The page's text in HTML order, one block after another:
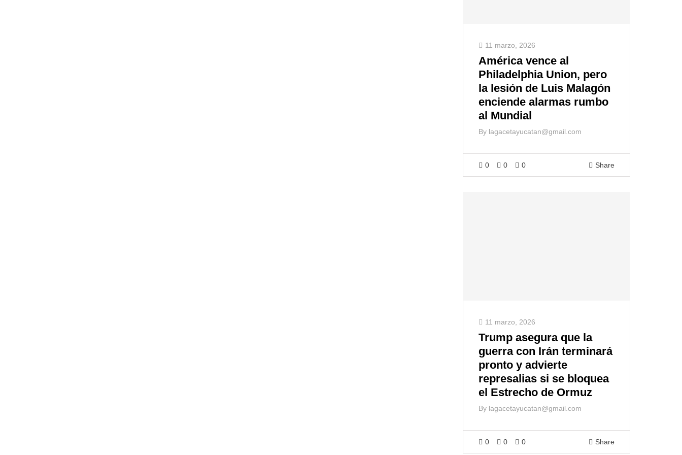
11 marzo, 2026
América vence al
Philadelphia Union, pero
la lesión de Luis Malagón
enciende alarmas rumbo
al Mundial
By lagacetayucatan@gmail.com
0 0 0 Share
11 marzo, 2026
Trump asegura que la
guerra con Irán terminará
pronto y advierte
represalias si se bloquea
el Estrecho de Ormuz
By lagacetayucatan@gmail.com
0 0 0 Share